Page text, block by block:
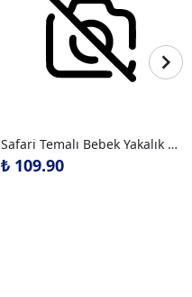
Safari Temalı Bebek Yakalık Önlük
₺ 109.90